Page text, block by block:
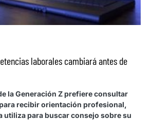
laborales cambiará antes de
la Generación Z prefiere consultar
recibir orientación profesional,
utiliza para buscar consejo sobre su